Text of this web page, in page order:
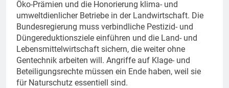
Öko-Prämien und die Honorierung klima- und
umweltdienlicher Betriebe in der Landwirtschaft. Die
Bundesregierung muss verbindliche Pestizid- und
Düngereduktionsziele einführen und die Land- und
Lebensmittelwirtschaft sichern, die weiter ohne
Gentechnik arbeiten will. Angriffe auf Klage- und
Beteiligungsrechte müssen ein Ende haben, weil sie
für Naturschutz essentiell sind.